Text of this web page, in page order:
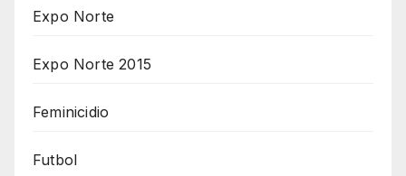
Expo Norte
Expo Norte 2015
Feminicidio
Futbol